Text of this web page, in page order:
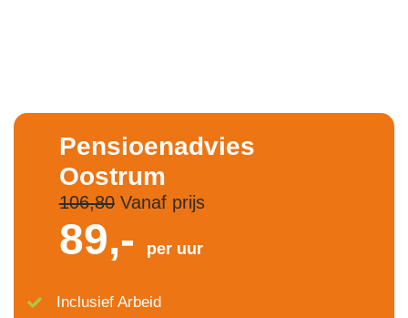
Pensioenadvies
Oostrum
106,80Vanaf prijs
89,- per uur
Inclusief Arbeid